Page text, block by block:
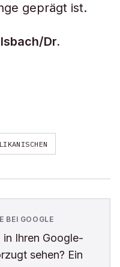
geprägt ist.
Dr.
BEI GOOGLE
in Ihren Google-
sehen? Ein